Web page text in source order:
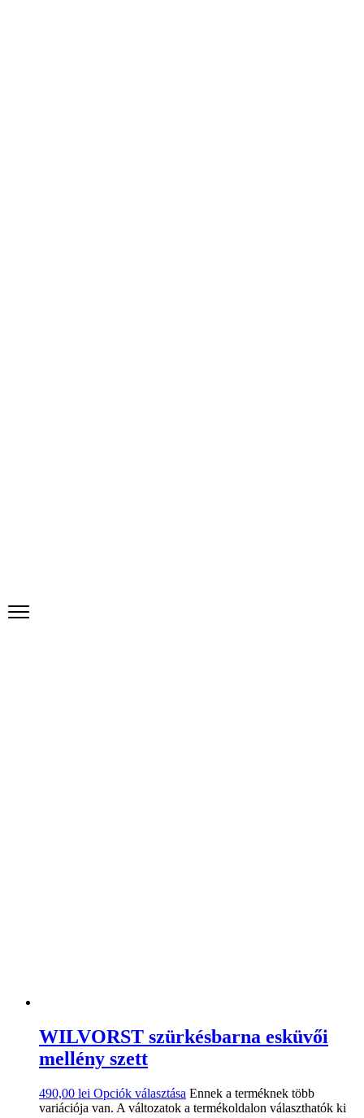
WILVORST szürkésbarna esküvői
mellény szett
490,00 lei Opciók választása Ennek a terméknek több
variációja van. A változatok a termékoldalon választhatók ki